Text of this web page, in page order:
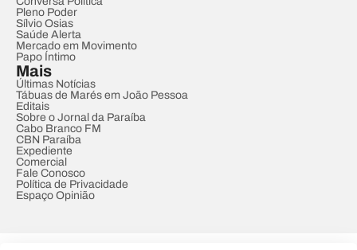
Pleno Poder
Sílvio Osias
Saúde Alerta
Mercado em Movimento
Papo Íntimo
Mais
Últimas Notícias
Tábuas de Marés em João Pessoa
Editais
Sobre o Jornal da Paraíba
Cabo Branco FM
CBN Paraíba
Expediente
Comercial
Fale Conosco
Política de Privacidade
Espaço Opinião